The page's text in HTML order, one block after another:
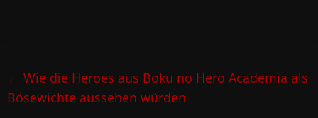
← Wie die Heroes aus Boku no Hero Academia als
Bösewichte aussehen würden